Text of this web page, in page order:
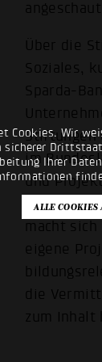
Cookies. Wir
sicherer
Ihrer
Über die
Soziales,
Sparda-
Stiftungen
im
und
macht
eigene
die
zum Inhalt